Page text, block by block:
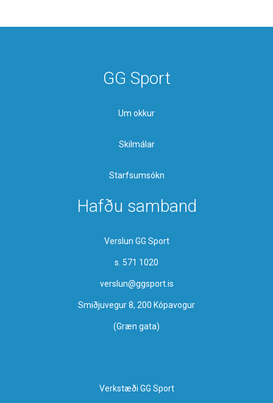
GG Sport
Um okkur
Skilmálar
Starfsumsókn
Hafðu samband
Verslun GG Sport
s. 571 1020
verslun@ggsport.is
Smiðjuvegur 8, 200 Kópavogur
(Græn gata)
Verkstæði GG Sport